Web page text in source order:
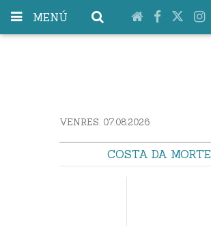
MENÚ
VENRES. 07.08.2026
COSTA DA MORTE